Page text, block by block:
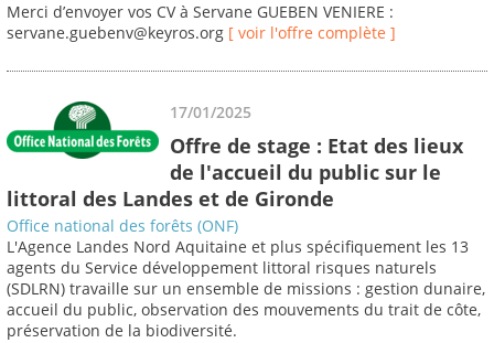
Merci d’envoyer vos CV à Servane GUEBEN VENIERE :
servane.guebenv@keyros.org [ voir l'offre complète ]
17/01/2025
Offre de stage : Etat des lieux
de l'accueil du public sur le
littoral des Landes et de Gironde
Office national des forêts (ONF)
L'Agence Landes Nord Aquitaine et plus spécifiquement les 13
agents du Service développement littoral risques naturels
(SDLRN) travaille sur un ensemble de missions : gestion dunaire,
accueil du public, observation des mouvements du trait de côte,
préservation de la biodiversité.